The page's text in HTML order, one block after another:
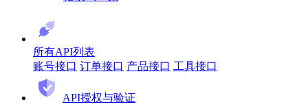
所有API列表
账号接口 订单接口 产品接口 工具接口
API授权与验证